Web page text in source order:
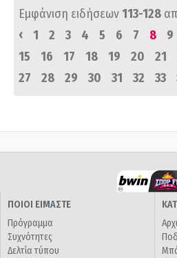
Εμφάνιση ειδήσεων113-128
‹
1 2 3 4 5 6 7 8 9
15
16 17 18 19 20 21
27
28 29 30 31 32 33
ΠΟΙΟΙ ΕΙΜΑΣΤΕ
Πρόγραμμα
Συχνότητες
Δελτία τύπου